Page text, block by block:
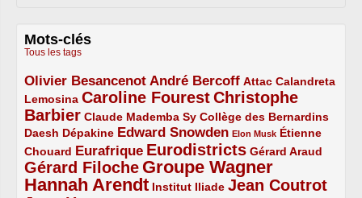
Mots-clés
Tous les tags
Olivier Besancenot
3/5 André Bercoff
3/5 Attac
2/5
Calandreta
Lemosina
2/5 Caroline Fourest
4/5
Christophe
Barbier
4/5 Claude Mademba Sy
2/5 Collège des Bernardins
2/5
Daesh
2/5 Dépakine
2/5 Edward Snowden
3/5 Elon Musk
1/5
Étienne
Chouard
2/5 Eurafrique
3/5 Eurodistricts
4/5 Gérard Araud
2/5
Gérard Filoche
4/5 Groupe Wagner
5/5
Hannah Arendt
5/5 Institut Iliade
2/5 Jean Coutrot
4/5